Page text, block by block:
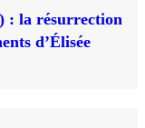
: la résurrection
d’Élisée